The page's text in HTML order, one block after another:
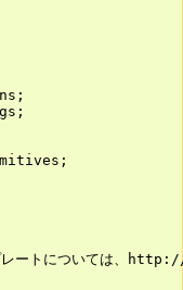
レートについては